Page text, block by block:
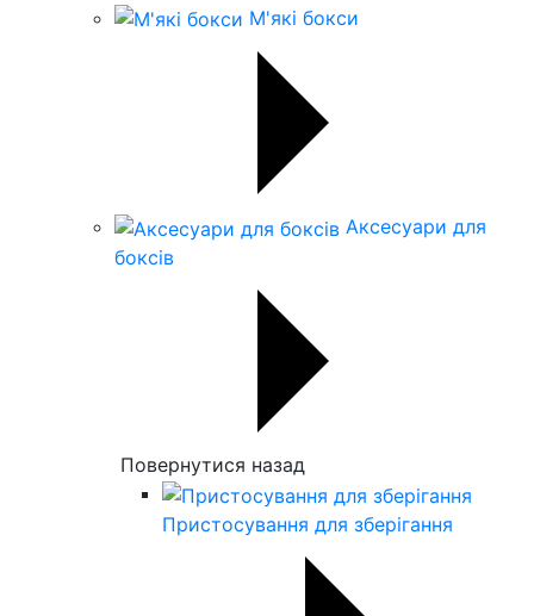
М'які бокси
Аксесуари для
боксів
Повернутися назад
Пристосування для зберігання